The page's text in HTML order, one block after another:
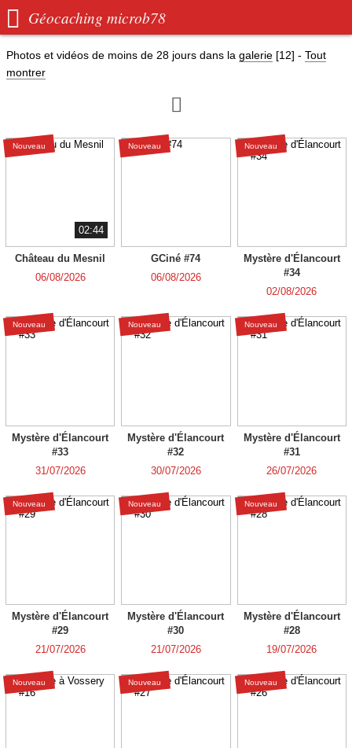
 Géocaching microb78
Photos et vidéos de moins de 28 jours dans la galerie [12] - Tout
montrer

Nouveau
02:44
Château du Mesnil
06/08/2026
Nouveau
GCiné #74
06/08/2026
Nouveau
Mystère d'Élancourt
#34
02/08/2026
Nouveau
Mystère d'Élancourt
#33
31/07/2026
Nouveau
Mystère d'Élancourt
#32
30/07/2026
Nouveau
Mystère d'Élancourt
#31
26/07/2026
Nouveau
Mystère d'Élancourt
#29
21/07/2026
Nouveau
Mystère d'Élancourt
#30
21/07/2026
Nouveau
Mystère d'Élancourt
#28
19/07/2026
Nouveau Nouveau Nouveau